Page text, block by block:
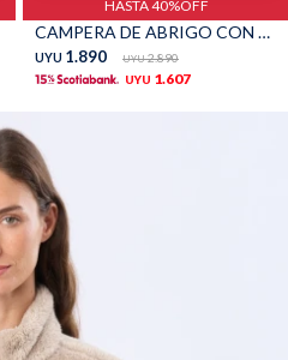
HASTA 40%OFF
CAMPERA DE ABRIGO CON CAPUCHA - Natural
UYU 1.890 UYU 2.890
UYU 1.607